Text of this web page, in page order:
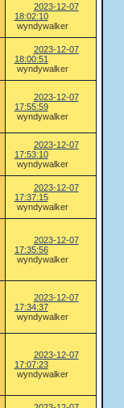
2023-12-07
18:02:10
wyndywalker
2023-12-07
18:00:51
wyndywalker
2023-12-07
17:55:59
wyndywalker
2023-12-07
17:53:10
wyndywalker
2023-12-07
17:37:15
wyndywalker
2023-12-07
17:35:56
wyndywalker
2023-12-07
17:34:37
wyndywalker
2023-12-07
17:07:23
wyndywalker